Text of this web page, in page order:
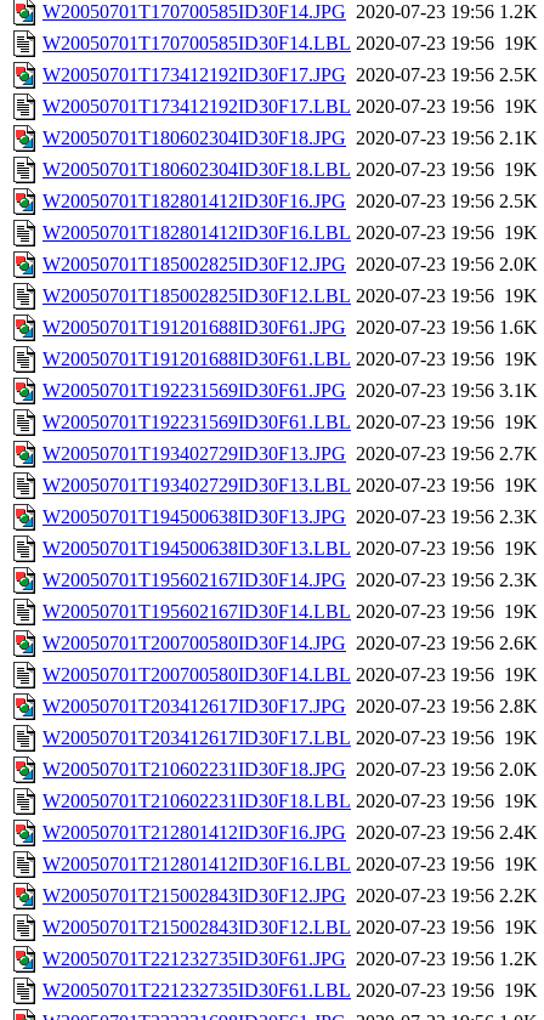
W20050701T170700585ID30F14.JPG 2020-07-23 19:56 1.2K
W20050701T170700585ID30F14.LBL 2020-07-23 19:56 19K
W20050701T173412192ID30F17.JPG 2020-07-23 19:56 2.5K
W20050701T173412192ID30F17.LBL 2020-07-23 19:56 19K
W20050701T180602304ID30F18.JPG 2020-07-23 19:56 2.1K
W20050701T180602304ID30F18.LBL 2020-07-23 19:56 19K
W20050701T182801412ID30F16.JPG 2020-07-23 19:56 2.5K
W20050701T182801412ID30F16.LBL 2020-07-23 19:56 19K
W20050701T185002825ID30F12.JPG 2020-07-23 19:56 2.0K
W20050701T185002825ID30F12.LBL 2020-07-23 19:56 19K
W20050701T191201688ID30F61.JPG 2020-07-23 19:56 1.6K
W20050701T191201688ID30F61.LBL 2020-07-23 19:56 19K
W20050701T192231569ID30F61.JPG 2020-07-23 19:56 3.1K
W20050701T192231569ID30F61.LBL 2020-07-23 19:56 19K
W20050701T193402729ID30F13.JPG 2020-07-23 19:56 2.7K
W20050701T193402729ID30F13.LBL 2020-07-23 19:56 19K
W20050701T194500638ID30F13.JPG 2020-07-23 19:56 2.3K
W20050701T194500638ID30F13.LBL 2020-07-23 19:56 19K
W20050701T195602167ID30F14.JPG 2020-07-23 19:56 2.3K
W20050701T195602167ID30F14.LBL 2020-07-23 19:56 19K
W20050701T200700580ID30F14.JPG 2020-07-23 19:56 2.6K
W20050701T200700580ID30F14.LBL 2020-07-23 19:56 19K
W20050701T203412617ID30F17.JPG 2020-07-23 19:56 2.8K
W20050701T203412617ID30F17.LBL 2020-07-23 19:56 19K
W20050701T210602231ID30F18.JPG 2020-07-23 19:56 2.0K
W20050701T210602231ID30F18.LBL 2020-07-23 19:56 19K
W20050701T212801412ID30F16.JPG 2020-07-23 19:56 2.4K
W20050701T212801412ID30F16.LBL 2020-07-23 19:56 19K
W20050701T215002843ID30F12.JPG 2020-07-23 19:56 2.2K
W20050701T215002843ID30F12.LBL 2020-07-23 19:56 19K
W20050701T221232735ID30F61.JPG 2020-07-23 19:56 1.2K
W20050701T221232735ID30F61.LBL 2020-07-23 19:56 19K